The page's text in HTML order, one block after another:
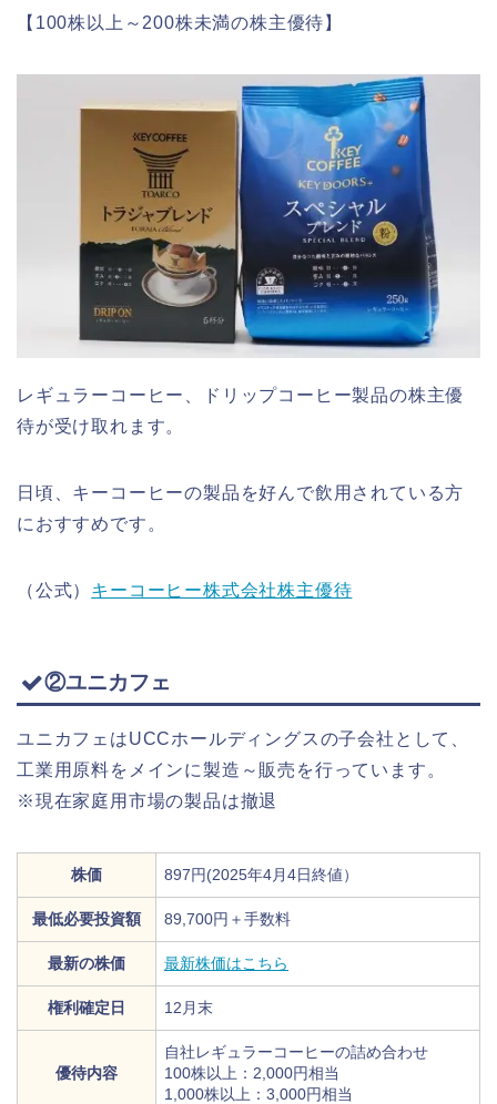
【100株以上～200株未満の株主優待】
レギュラーコーヒー、ドリップコーヒー製品の株主優
待が受け取れます。
日頃、キーコーヒーの製品を好んで飲用されている方
におすすめです。
（公式） キーコーヒー株式会社株主優待
②ユニカフェ
ユニカフェはUCCホールディングスの子会社として、
工業用原料をメインに製造～販売を行っています。
※現在家庭用市場の製品は撤退
株価 897円(2025年4月4日終値）
最低必要投資額 89,700円＋手数料
最新の株価 最新株価はこちら
権利確定日 12月末
優待内容
自社レギュラーコーヒーの詰め合わせ
100株以上：2,000円相当
1,000株以上：3,000円相当